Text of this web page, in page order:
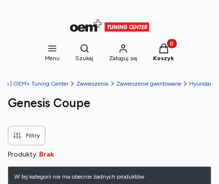
Menu
Otwórz wyszukiwarkę
Szukaj Zaloguj się
Produkty w
Koszyk
| OEM+ Tuning Center Zawieszenia Zawieszenie gwintowane Hyundai
Genesis Coupe
Filtry
Produkty: Brak
Lista produktów
W tej kategorii nie ma obecnie żadnych produktów